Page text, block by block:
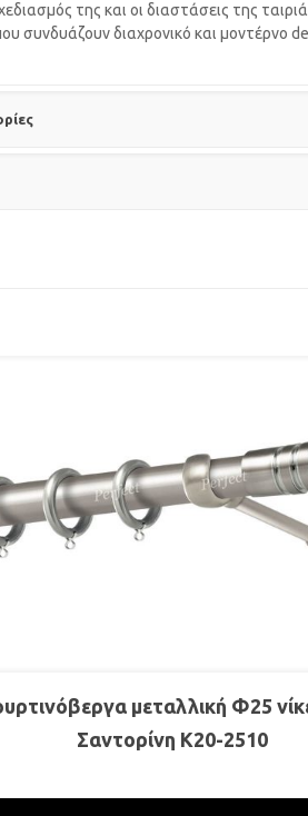
της και οι διαστάσεις της
συνδυάζουν διαχρονικό και μοντέρνο
μεταλλική Φ25
Σαντορίνη Κ20-2510